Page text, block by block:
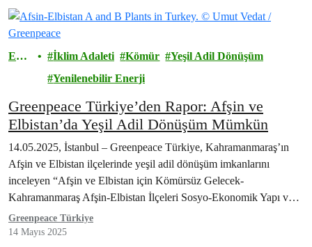
Ener
İklim Adaleti Kömür
Yeşil Adil Dönüşüm
Yenilenebilir Enerji
Greenpeace Türkiye’den Rapor: Afşin ve
Elbistan’da Yeşil Adil Dönüşüm Mümkün
14.05.2025, İstanbul – Greenpeace Türkiye, Kahramanmaraş’ın
Afşin ve Elbistan ilçelerinde yeşil adil dönüşüm imkanlarını
inceleyen “Afşin ve Elbistan için Kömürsüz Gelecek-
Kahramanmaraş Afşin-Elbistan İlçeleri Sosyo-Ekonomik Yapı ve
Yeşil Adil Dönüşüm…
Greenpeace Türkiye
14 Mayıs 2025